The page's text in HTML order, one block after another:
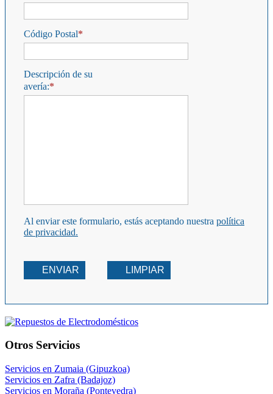
Código Postal
Descripción de su
avería:
Al enviar este formulario, estás aceptando nuestra política
de privacidad.
ENVIAR LIMPIAR
Otros Servicios
Servicios en Zumaia (Gipuzkoa)
Servicios en Zafra (Badajoz)
Servicios en Moraña (Pontevedra)